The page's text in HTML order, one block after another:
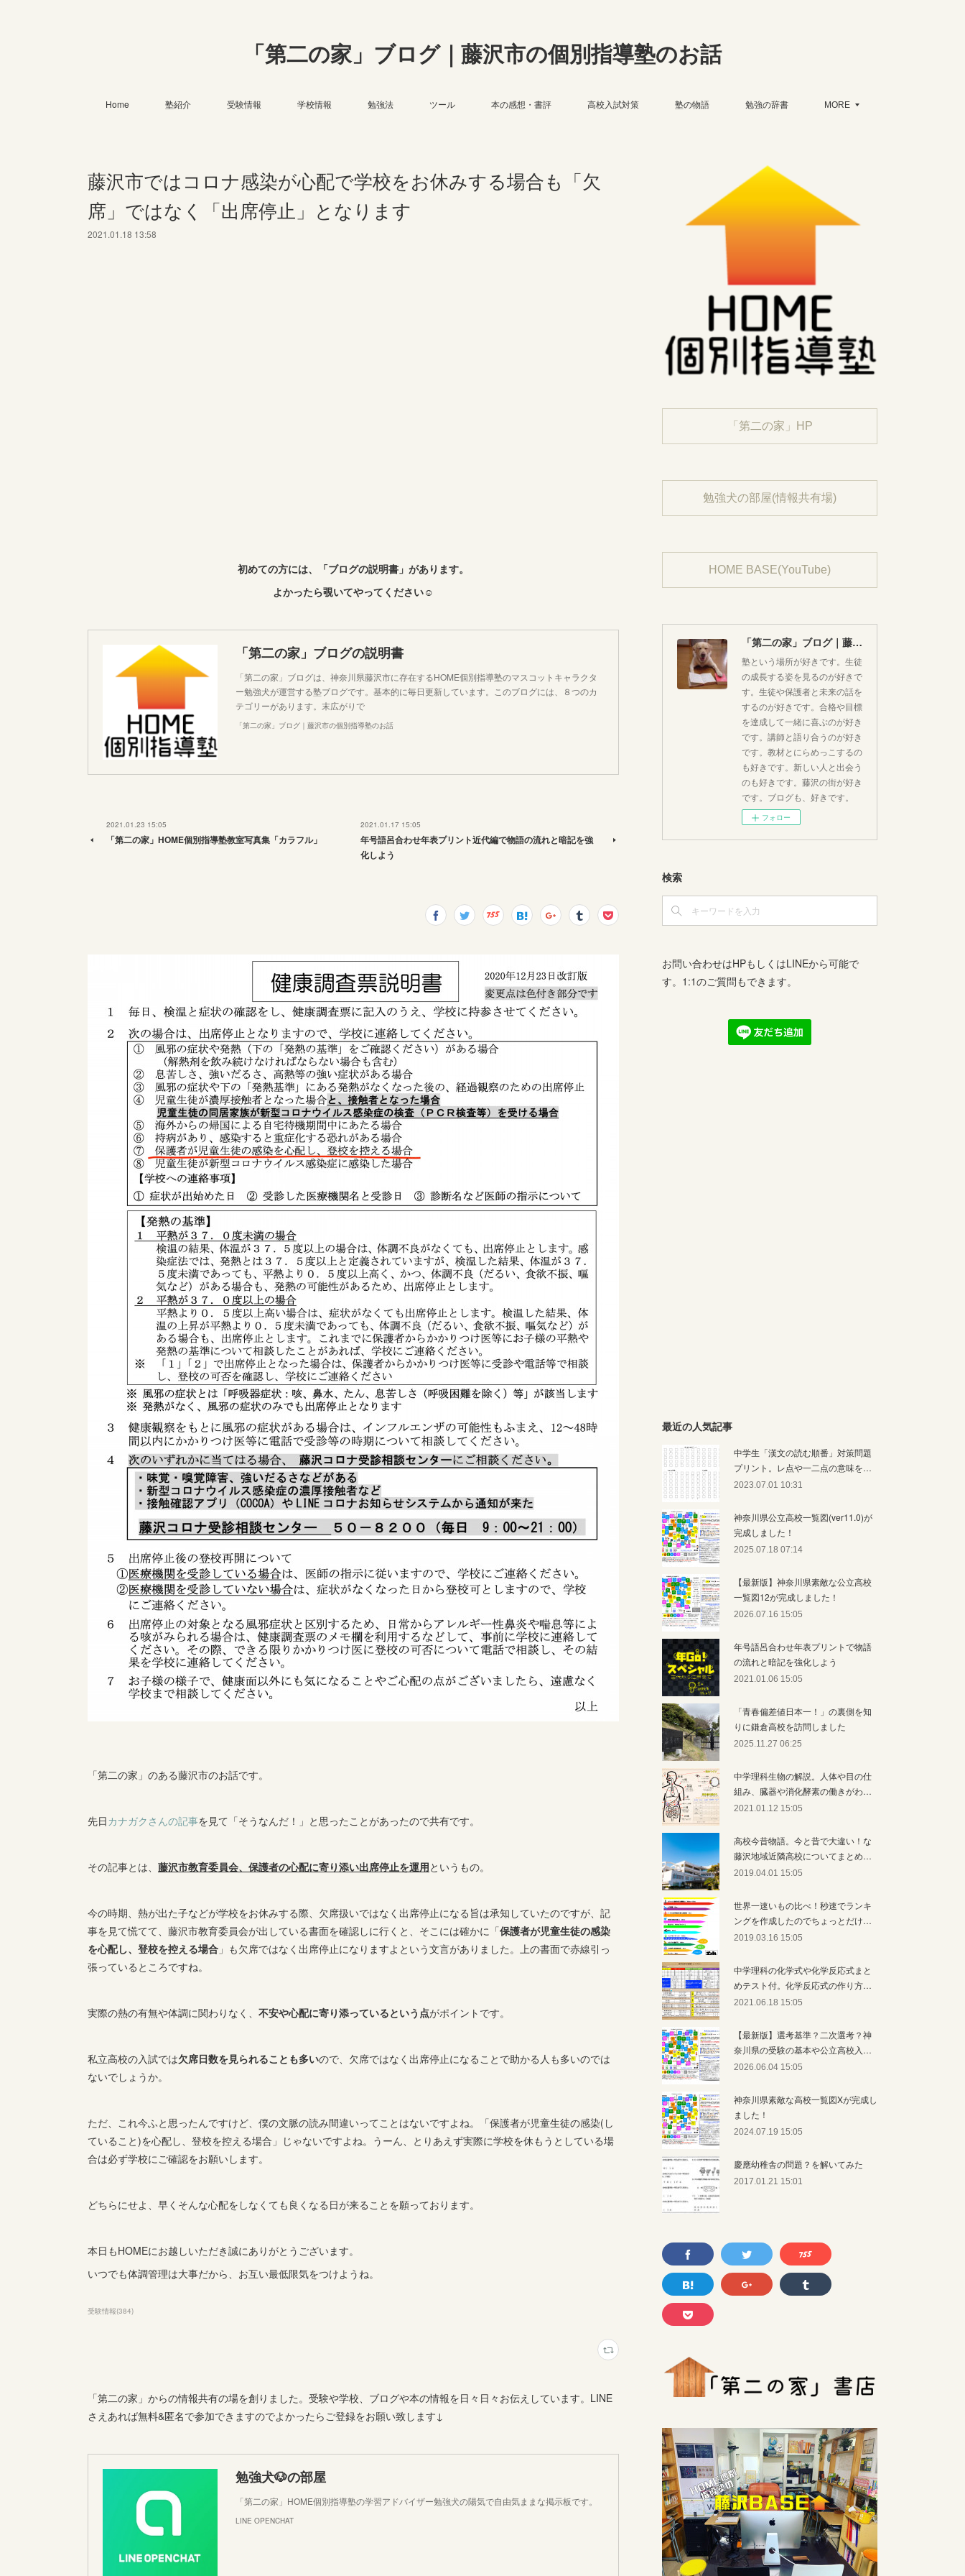
「第二の家」ブログ｜藤沢市の個別指導塾のお話
Home 塾紹介 受験情報 学校情報 勉強法 ツール 本の感想・書評 高校入試対策 塾の物語 勉強の辞書 MORE
藤沢市ではコロナ感染が心配で学校をお休みする場合も「欠
席」ではなく「出席停止」となります
2021.01.18 13:58
初めての方には、「ブログの説明書」があります。
よかったら覗いてやってください☺︎
「第二の家」ブログの説明書
「第二の家」ブログは、神奈川県藤沢市に存在するHOME個別指導塾のマスコットキャラクタ
ー勉強犬が運営する塾ブログです。基本的に毎日更新しています。このブログには、８つのカ
テゴリーがあります。末広がりで
「第二の家」ブログ｜藤沢市の個別指導塾のお話
2021.01.23 15:05
「第二の家」HOME個別指導塾教室写真集「カラフル」
2021.01.17 15:05
年号語呂合わせ年表プリント近代編で物語の流れと暗記を強
化しよう
「第二の家」のある藤沢市のお話です。
先日 カナガクさんの記事を見て「そうなんだ！」と思ったことがあったので共有です。
その記事とは、 藤沢市教育委員会、保護者の心配に寄り添い出席停止を運用というもの。
今の時期、熱が出た子などが学校をお休みする際、欠席扱いではなく出席停止になる旨は承知していたのですが、記
事を見て慌てて、藤沢市教育委員会が出している書面を確認しに行くと、そこには確かに「保護者が児童生徒の感染
を心配し、登校を控える場合 」も欠席ではなく出席停止になりますよという文言がありました。上の書面で赤線引っ
張っているところですね。
実際の熱の有無や体調に関わりなく、 不安や心配に寄り添っているという点がポイントです。
私立高校の入試では欠席日数を見られることも多いので、欠席ではなく出席停止になることで助かる人も多いのでは
ないでしょうか。
ただ、これ今ふと思ったんですけど、僕の文脈の読み間違いってことはないですよね。「保護者が児童生徒の感染(し
ていること)を心配し、登校を控える場合」じゃないですよね。うーん、とりあえず実際に学校を休もうとしている場
合は必ず学校にご確認をお願いします。
どちらにせよ、早くそんな心配をしなくても良くなる日が来ることを願っております。
本日もHOMEにお越しいただき誠にありがとうございます。
いつでも体調管理は大事だから、お互い最低限気をつけようね。
受験情報(384)
「第二の家」からの情報共有の場を創りました。受験や学校、ブログや本の情報を日々日々お伝えしています。LINE
さえあれば無料&匿名で参加できますのでよかったらご登録をお願い致します↓
勉強犬🐶の部屋
「第二の家」HOME個別指導塾の学習アドバイザー勉強犬の陽気で自由気ままな掲示板です。
LINE OPENCHAT
「第二の家」HP
勉強犬の部屋(情報共有場)
HOME BASE(YouTube)
「第二の家」ブログ｜藤沢市の個別指導塾のお話
塾という場所が好きです。生徒
の成長する姿を見るのが好きで
す。生徒や保護者と未来の話を
するのが好きです。合格や目標
を達成して一緒に喜ぶのが好き
です。講師と語り合うのが好き
です。教材とにらめっこするの
も好きです。新しい人と出会う
のも好きです。藤沢の街が好き
です。ブログも、好きです。
フォロー
検索
お問い合わせはHPもしくはLINEから可能で
す。1:1のご質問もできます。
最近の人気記事
中学生「漢文の読む順番」対策問題
プリント。レ点や一二点の意味を…
2023.07.01 10:31
神奈川県公立高校一覧図(ver11.0)が
完成しました！
2025.07.18 07:14
【最新版】神奈川県素敵な公立高校
一覧図12が完成しました！
2026.07.16 15:05
年号語呂合わせ年表プリントで物語
の流れと暗記を強化しよう
2021.01.06 15:05
「青春偏差値日本一！」の裏側を知
りに鎌倉高校を訪問しました
2025.11.27 06:25
中学理科生物の解説。人体や目の仕
組み、臓器や消化酵素の働きがわ…
2021.01.12 15:05
高校今昔物語。今と昔で大違い！な
藤沢地域近隣高校についてまとめ…
2019.04.01 15:05
世界一速いもの比べ！秒速でランキ
ングを作成したのでちょっとだけ…
2019.03.16 15:05
中学理科の化学式や化学反応式まと
めテスト付。化学反応式の作り方…
2021.06.18 15:05
【最新版】選考基準？二次選考？神
奈川県の受験の基本や公立高校入…
2026.06.04 15:05
神奈川県素敵な高校一覧図Xが完成し
ました！
2024.07.19 15:05
慶應幼稚舎の問題？を解いてみた
2017.01.21 15:01